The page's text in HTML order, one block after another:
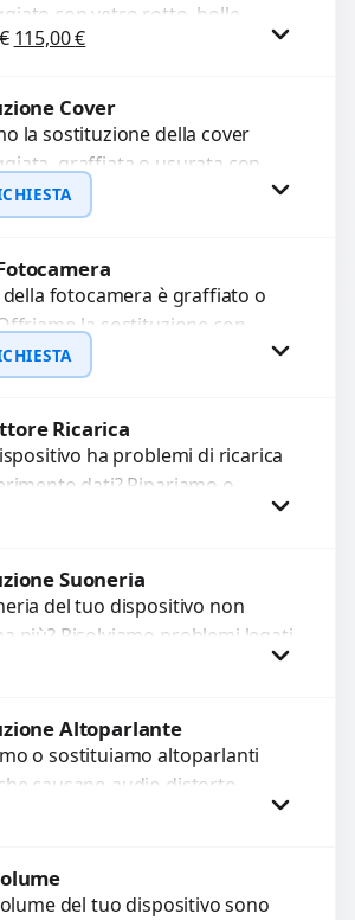
con vetro rotto, bolle,
schermo nero o pixel morti?
Il prezzo originale era: 125,00 €.
115,00€Il prezzo attuale è: 115,00 €.
Procedi
Cover
la sostituzione della cover
graffiata o usurata con
di alta qualità e garantiti.
l’aspetto estetico e...
Richiedi Preventivo
WhatsApp
fotocamera è graffiato o
la sostituzione con
di alta qualità garantiti per 3
Richiedi Preventivo
WhatsApp
Ricarica
ha problemi di ricarica
dati? Ripariamo o
connettori di ricarica guasti,
Procedi
Suoneria
del tuo dispositivo non
più? Risolviamo problemi legati
audio difettosi con interventi
Procedi
Altoparlante
o sostituiamo altoparlanti
causano audio distorto,
assente. Utilizziamo ricambi di
del tuo dispositivo sono